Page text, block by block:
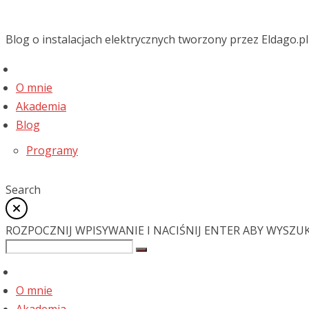
Blog o instalacjach elektrycznych tworzony przez Eldago.pl
O mnie
Akademia
Blog
Programy
Search
ROZPOCZNIJ WPISYWANIE I NACIŚNIJ ENTER ABY
O mnie